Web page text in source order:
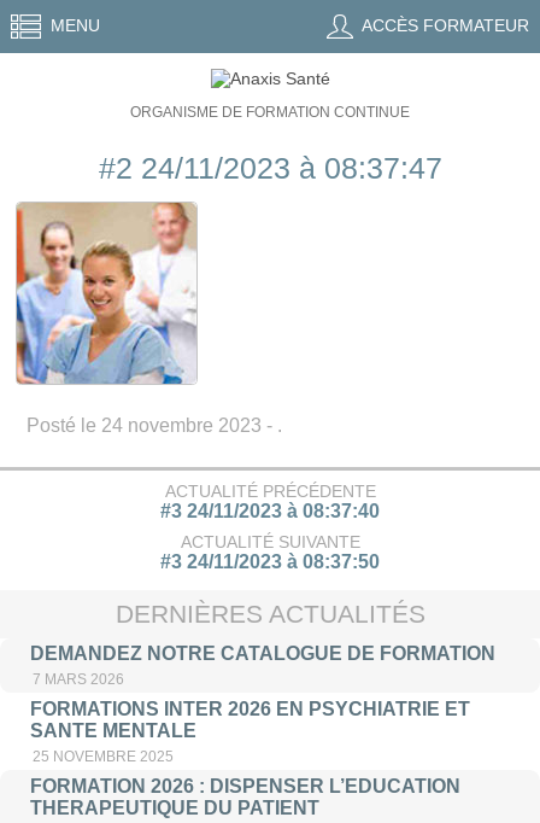
MENU ACCÈS FORMATEUR
ORGANISME DE FORMATION CONTINUE
#2 24/11/2023 à 08:37:47
Posté le 24 novembre 2023 - .
ACTUALITÉ PRÉCÉDENTE
#3 24/11/2023 à 08:37:40
ACTUALITÉ SUIVANTE
#3 24/11/2023 à 08:37:50
DERNIÈRES ACTUALITÉS
DEMANDEZ NOTRE CATALOGUE DE FORMATION
7 MARS 2026
FORMATIONS INTER 2026 EN PSYCHIATRIE ET
SANTE MENTALE
25 NOVEMBRE 2025
FORMATION 2026 : DISPENSER L’EDUCATION
THERAPEUTIQUE DU PATIENT